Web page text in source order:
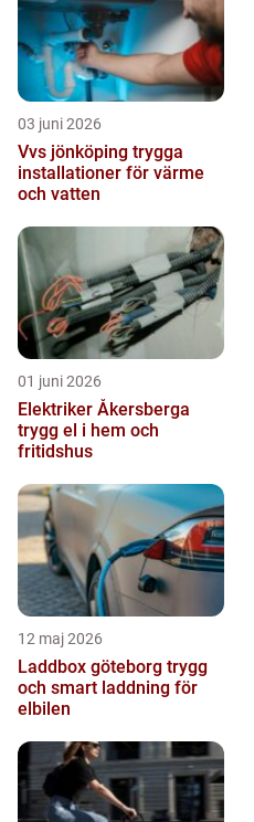
03 juni 2026
Vvs jönköping trygga
installationer för värme
och vatten
01 juni 2026
Elektriker Åkersberga
trygg el i hem och
fritidshus
12 maj 2026
Laddbox göteborg trygg
och smart laddning för
elbilen